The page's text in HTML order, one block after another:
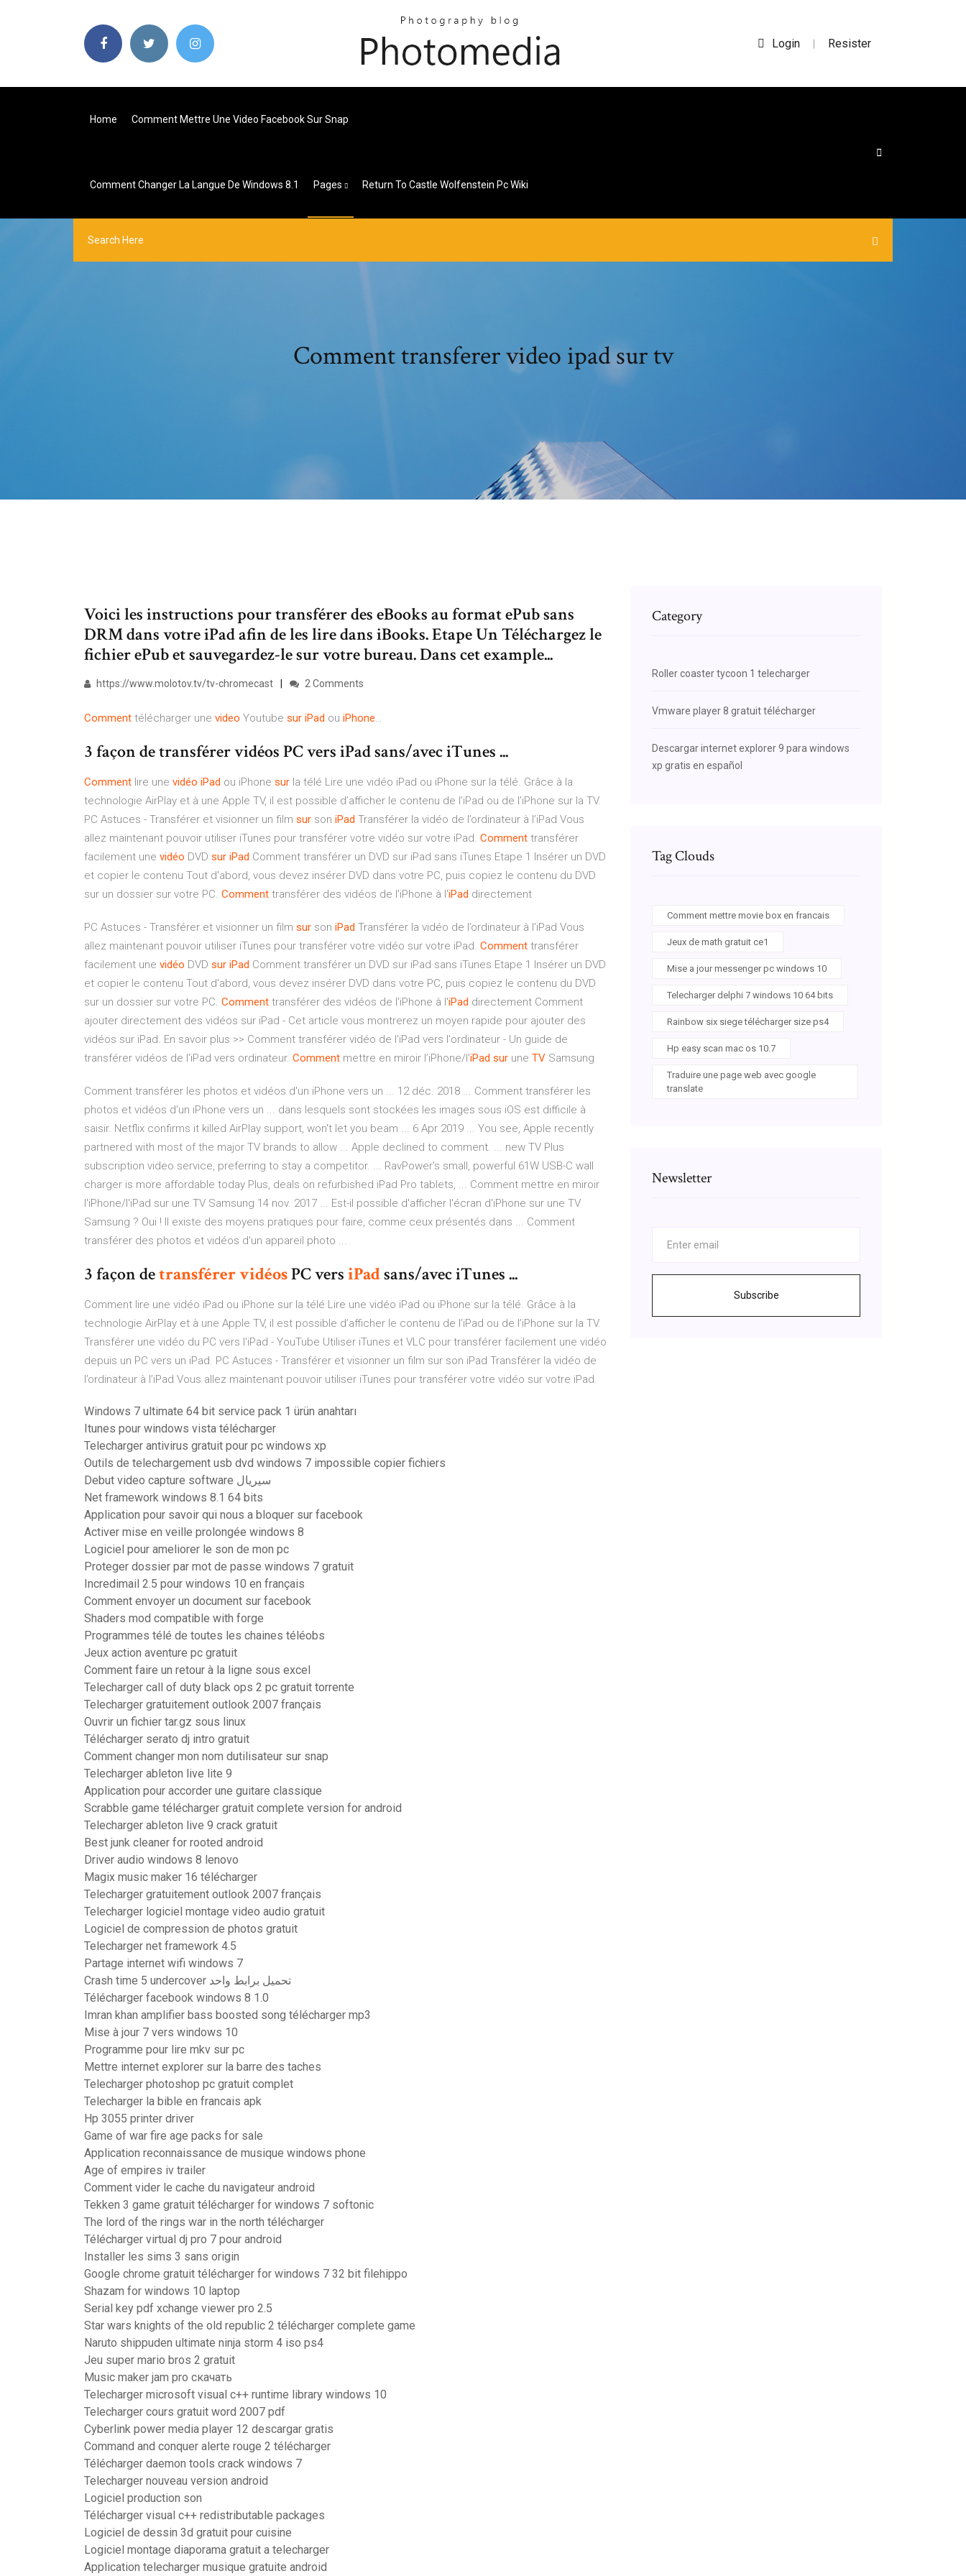
Login | Resister
Home Comment Mettre Une Video Facebook Sur Snap
Comment Changer La Langue De Windows 8.1 Pages Return To Castle Wolfenstein Pc Wiki
Comment transferer video ipad sur tv
Voici les instructions pour transférer des eBooks au format ePub sans
DRM dans votre iPad afin de les lire dans iBooks. Etape Un Téléchargez le
fichier ePub et sauvegardez-le sur votre bureau. Dans cet example...
https://www.molotov.tv/tv-chromecast 2 Comments
Comment télécharger une video Youtube sur iPad ou iPhone…
3 façon de transférer vidéos PC vers iPad sans/avec iTunes ...
Comment lire une vidéo iPad ou iPhone sur la télé Lire une vidéo iPad ou iPhone sur la télé. Grâce à la
technologie AirPlay et à une Apple TV, il est possible d’afficher le contenu de l’iPad ou de l’iPhone sur la TV.
PC Astuces - Transférer et visionner un film sur son iPad Transférer la vidéo de l’ordinateur à l’iPad Vous
allez maintenant pouvoir utiliser iTunes pour transférer votre vidéo sur votre iPad. Comment transférer
facilement une vidéo DVD sur iPad Comment transférer un DVD sur iPad sans iTunes Etape 1 Insérer un DVD
et copier le contenu Tout d'abord, vous devez insérer DVD dans votre PC, puis copiez le contenu du DVD
sur un dossier sur votre PC. Comment transférer des vidéos de l'iPhone à l'iPad directement
PC Astuces - Transférer et visionner un film sur son iPad Transférer la vidéo de l’ordinateur à l’iPad Vous
allez maintenant pouvoir utiliser iTunes pour transférer votre vidéo sur votre iPad. Comment transférer
facilement une vidéo DVD sur iPad Comment transférer un DVD sur iPad sans iTunes Etape 1 Insérer un DVD
et copier le contenu Tout d'abord, vous devez insérer DVD dans votre PC, puis copiez le contenu du DVD
sur un dossier sur votre PC. Comment transférer des vidéos de l'iPhone à l'iPad directement Comment
ajouter directement des vidéos sur iPad - Cet article vous montrerez un moyen rapide pour ajouter des
vidéos sur iPad. En savoir plus >> Comment transférer vidéo de l'iPad vers l'ordinateur - Un guide de
transférer vidéos de l'iPad vers ordinateur. Comment mettre en miroir l’iPhone/l’iPad sur une TV Samsung
Comment transférer les photos et vidéos d'un iPhone vers un ... 12 déc. 2018 ... Comment transférer les
photos et vidéos d'un iPhone vers un ... dans lesquels sont stockées les images sous iOS est difficile à
saisir. Netflix confirms it killed AirPlay support, won't let you beam ... 6 Apr 2019 ... You see, Apple recently
partnered with most of the major TV brands to allow ... Apple declined to comment. ... new TV Plus
subscription video service, preferring to stay a competitor. ... RavPower's small, powerful 61W USB-C wall
charger is more affordable today Plus, deals on refurbished iPad Pro tablets, ... Comment mettre en miroir
l'iPhone/l'iPad sur une TV Samsung 14 nov. 2017 ... Est-il possible d'afficher l'écran d'iPhone sur une TV
Samsung ? Oui ! Il existe des moyens pratiques pour faire, comme ceux présentés dans ... Comment
transférer des photos et vidéos d'un appareil photo ...
3 façon detransférervidéosPC versiPadsans/avec iTunes ...
Comment lire une vidéo iPad ou iPhone sur la télé Lire une vidéo iPad ou iPhone sur la télé. Grâce à la
technologie AirPlay et à une Apple TV, il est possible d’afficher le contenu de l’iPad ou de l’iPhone sur la TV.
Transférer une vidéo du PC vers l'iPad - YouTube Utiliser iTunes et VLC pour transférer facilement une vidéo
depuis un PC vers un iPad. PC Astuces - Transférer et visionner un film sur son iPad Transférer la vidéo de
l’ordinateur à l’iPad Vous allez maintenant pouvoir utiliser iTunes pour transférer votre vidéo sur votre iPad.
Windows 7 ultimate 64 bit service pack 1 ürün anahtarı
Itunes pour windows vista télécharger
Telecharger antivirus gratuit pour pc windows xp
Outils de telechargement usb dvd windows 7 impossible copier fichiers
Debut video capture software سيريال
Net framework windows 8.1 64 bits
Application pour savoir qui nous a bloquer sur facebook
Activer mise en veille prolongée windows 8
Logiciel pour ameliorer le son de mon pc
Proteger dossier par mot de passe windows 7 gratuit
Incredimail 2.5 pour windows 10 en français
Comment envoyer un document sur facebook
Shaders mod compatible with forge
Programmes télé de toutes les chaines téléobs
Jeux action aventure pc gratuit
Comment faire un retour à la ligne sous excel
Telecharger call of duty black ops 2 pc gratuit torrente
Telecharger gratuitement outlook 2007 français
Ouvrir un fichier tar.gz sous linux
Télécharger serato dj intro gratuit
Comment changer mon nom dutilisateur sur snap
Telecharger ableton live lite 9
Application pour accorder une guitare classique
Scrabble game télécharger gratuit complete version for android
Telecharger ableton live 9 crack gratuit
Best junk cleaner for rooted android
Driver audio windows 8 lenovo
Magix music maker 16 télécharger
Telecharger gratuitement outlook 2007 français
Telecharger logiciel montage video audio gratuit
Logiciel de compression de photos gratuit
Telecharger net framework 4.5
Partage internet wifi windows 7
Crash time 5 undercover تحميل برابط واحد
Télécharger facebook windows 8 1.0
Imran khan amplifier bass boosted song télécharger mp3
Mise à jour 7 vers windows 10
Programme pour lire mkv sur pc
Mettre internet explorer sur la barre des taches
Telecharger photoshop pc gratuit complet
Telecharger la bible en francais apk
Hp 3055 printer driver
Game of war fire age packs for sale
Application reconnaissance de musique windows phone
Age of empires iv trailer
Comment vider le cache du navigateur android
Tekken 3 game gratuit télécharger for windows 7 softonic
The lord of the rings war in the north télécharger
Télécharger virtual dj pro 7 pour android
Installer les sims 3 sans origin
Google chrome gratuit télécharger for windows 7 32 bit filehippo
Shazam for windows 10 laptop
Serial key pdf xchange viewer pro 2.5
Star wars knights of the old republic 2 télécharger complete game
Naruto shippuden ultimate ninja storm 4 iso ps4
Jeu super mario bros 2 gratuit
Music maker jam pro скачать
Telecharger microsoft visual c++ runtime library windows 10
Telecharger cours gratuit word 2007 pdf
Cyberlink power media player 12 descargar gratis
Command and conquer alerte rouge 2 télécharger
Télécharger daemon tools crack windows 7
Telecharger nouveau version android
Logiciel production son
Télécharger visual c++ redistributable packages
Logiciel de dessin 3d gratuit pour cuisine
Logiciel montage diaporama gratuit a telecharger
Application telecharger musique gratuite android
Category
Roller coaster tycoon 1 telecharger
Vmware player 8 gratuit télécharger
Descargar internet explorer 9 para windows
xp gratis en español
Tag Clouds
Comment mettre movie box en francais
Jeux de math gratuit ce1
Mise a jour messenger pc windows 10
Telecharger delphi 7 windows 10 64 bits
Rainbow six siege télécharger size ps4
Hp easy scan mac os 10.7
Traduire une page web avec google
translate
Newsletter
Subscribe